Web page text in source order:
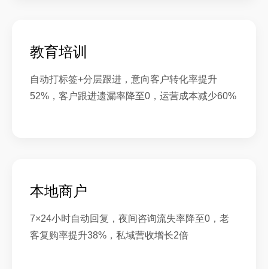
教育培训
自动打标签+分层跟进，意向客户转化率提升
52%，客户跟进遗漏率降至0，运营成本减少60%
本地商户
7×24小时自动回复，夜间咨询流失率降至0，老
客复购率提升38%，私域营收增长2倍